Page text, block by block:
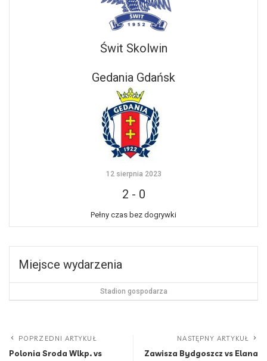
Świt Skolwin
Gedania Gdańsk
12 sierpnia 2023
2 - 0
Pełny czas bez dogrywki
Miejsce wydarzenia
Stadion gospodarza
POPRZEDNI ARTYKUŁ
Polonia Sroda Wlkp. vs
NASTĘPNY ARTYKUŁ
Zawisza Bydgoszcz vs Elana